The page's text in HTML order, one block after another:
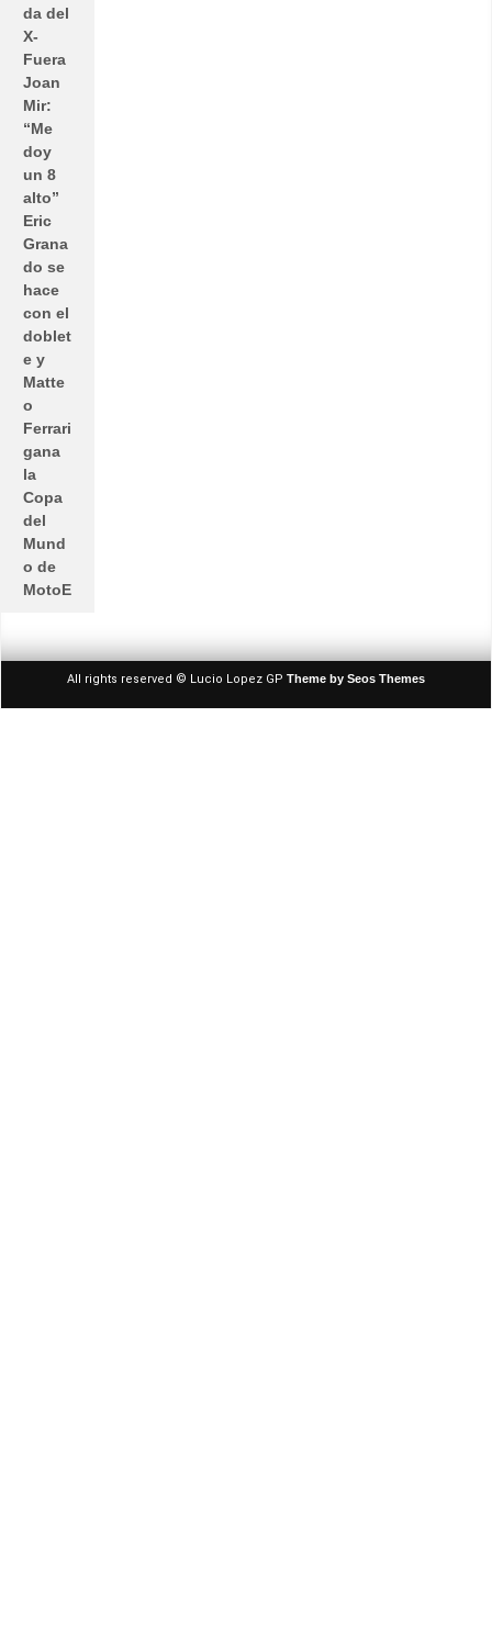
da del
X-
Fuera
Joan
Mir:
“Me
doy
un 8
alto”
Eric
Grana
do se
hace
con el
doblet
e y
Matte
o
Ferrari
gana
la
Copa
del
Mund
o de
MotoE
All rights reserved © Lucio Lopez GP Theme by Seos Themes